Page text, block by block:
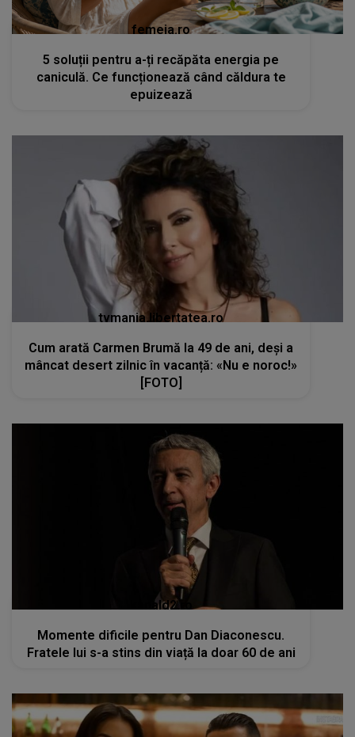
femeia.ro
5 soluții pentru a-ți recăpăta energia pe
caniculă. Ce funcționează când căldura te
epuizează
tvmania.libertatea.ro
Cum arată Carmen Brumă la 49 de ani, deși a
mâncat desert zilnic în vacanță: «Nu e noroc!»
[FOTO]
kanald2.ro
Momente dificile pentru Dan Diaconescu.
Fratele lui s-a stins din viață la doar 60 de ani